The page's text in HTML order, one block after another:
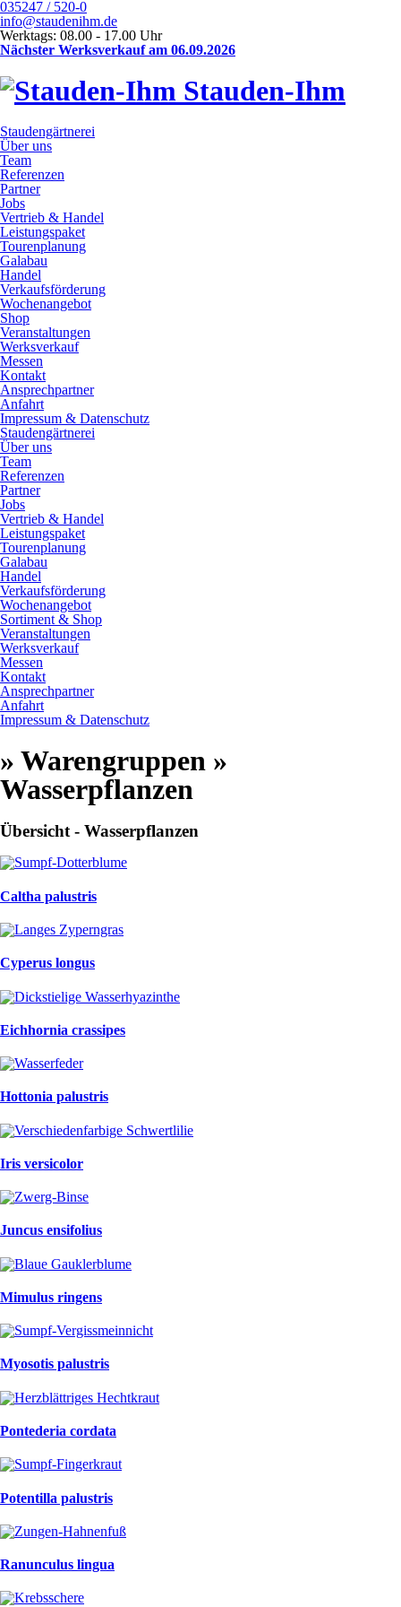
035247 / 520-0
info@staudenihm.de
Werktags: 08.00 - 17.00 Uhr
Nächster Werksverkauf am 06.09.2026
Stauden-Ihm
Staudengärtnerei
Über uns
Team
Referenzen
Partner
Jobs
Vertrieb & Handel
Leistungspaket
Tourenplanung
Galabau
Handel
Verkaufsförderung
Wochenangebot
Shop
Veranstaltungen
Werksverkauf
Messen
Kontakt
Ansprechpartner
Anfahrt
Impressum & Datenschutz
Staudengärtnerei
Über uns
Team
Referenzen
Partner
Jobs
Vertrieb & Handel
Leistungspaket
Tourenplanung
Galabau
Handel
Verkaufsförderung
Wochenangebot
Sortiment & Shop
Veranstaltungen
Werksverkauf
Messen
Kontakt
Ansprechpartner
Anfahrt
Impressum & Datenschutz
» Warengruppen »
Wasserpflanzen
Übersicht - Wasserpflanzen
Caltha palustris
Cyperus longus
Eichhornia crassipes
Hottonia palustris
Iris versicolor
Juncus ensifolius
Mimulus ringens
Myosotis palustris
Pontederia cordata
Potentilla palustris
Ranunculus lingua